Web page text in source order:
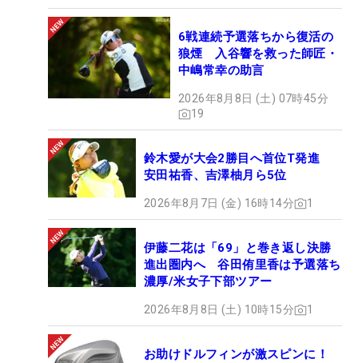
6戦連続予選落ちから復活の
狼煙 入谷響を救った師匠・
中嶋常幸の助言
2026年8月8日 (土) 07時45分
19
鈴木愛が大会2勝目へ首位T発進
安田祐香、吉澤柚月ら5位
2026年8月7日 (金) 16時14分 1
伊藤二花は「69」と巻き返し決勝
進出圏内へ 谷田侑里香は予選落ち
濃厚/米女子下部ツアー
2026年8月8日 (土) 10時15分 1
お助けドルフィンが激スピンに！